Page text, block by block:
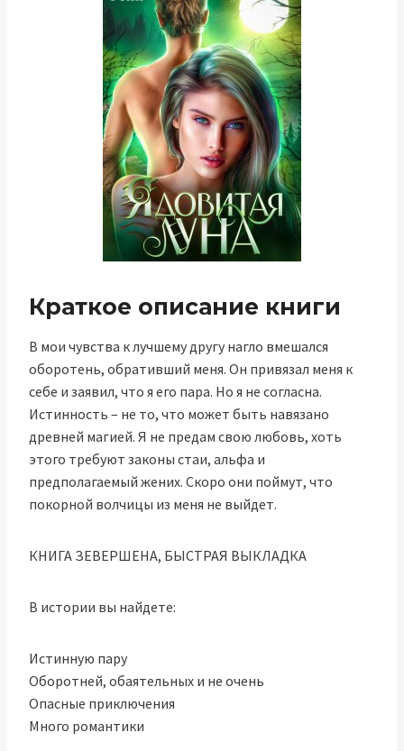
Краткое описание книги
В мои чувства к лучшему другу нагло вмешался
оборотень, обративший меня. Он привязал меня к
себе и заявил, что я его пара. Но я не согласна.
Истинность – не то, что может быть навязано
древней магией. Я не предам свою любовь, хоть
этого требуют законы стаи, альфа и
предполагаемый жених. Скоро они поймут, что
покорной волчицы из меня не выйдет.
КНИГА ЗЕВЕРШЕНА, БЫСТРАЯ ВЫКЛАДКА
В истории вы найдете:
Истинную пару
Оборотней, обаятельных и не очень
Опасные приключения
Много романтики